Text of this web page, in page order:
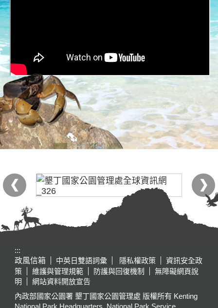
:::
政風信箱
中英日雙語詞彙 隱私權政策
資訊安全政
策
維護與管理規範 防護與回復機制
無障礙網頁說
明
網站資料開放宣告
內政部國家公園署 墾丁國家公園管理處 版權所有 Kenting
National Park Headquarters, National Park Service,